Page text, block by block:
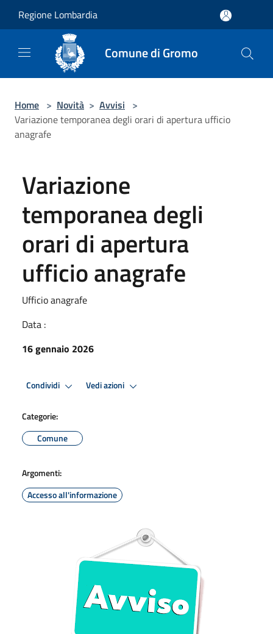
Regione Lombardia
Comune di Gromo
Home > Novità > Avvisi >
Variazione temporanea degli orari di apertura ufficio
anagrafe
Variazione
temporanea degli
orari di apertura
ufficio anagrafe
Ufficio anagrafe
Data :
16 gennaio 2026
Condividi Vedi azioni
Categorie:
Comune
Argomenti:
Accesso all'informazione